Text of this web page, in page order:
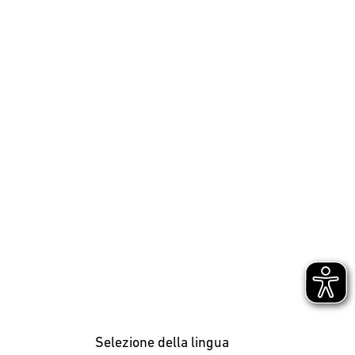
Selezione della lingua